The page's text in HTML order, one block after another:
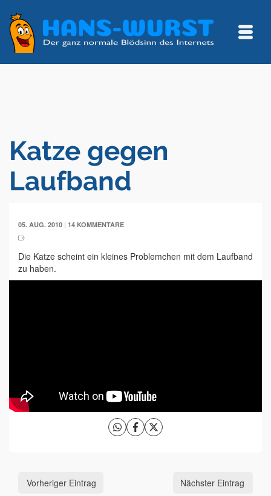
Katze gegen
Laufband
05. AUG. 2010 | 14 KOMMENTARE
Die Katze scheint ein kleines Problemchen mit dem Laufband
zu haben.
Vorheriger Eintrag Nächster Eintrag